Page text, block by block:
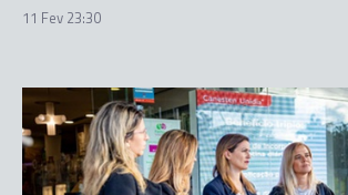
11 Fev 23:30